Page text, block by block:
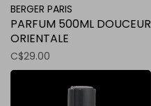
BERGER PARIS
PARFUM 500ML DOUCEUR
ORIENTALE
C$29.00